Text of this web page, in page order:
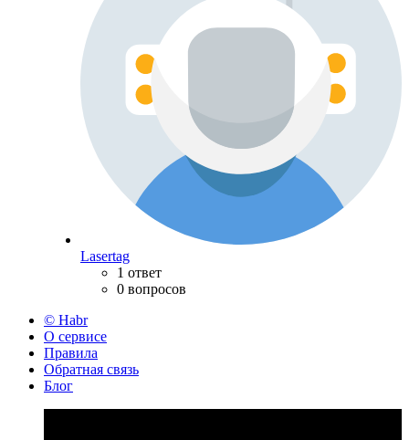
Lasertag
1 ответ
0 вопросов
© Habr
О сервисе
Правила
Обратная связь
Блог